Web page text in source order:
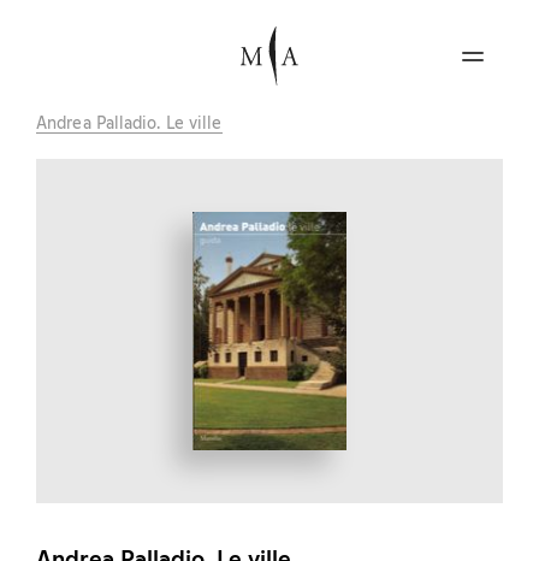
Andrea Palladio. Le ville